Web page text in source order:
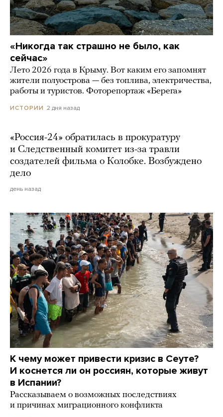
«Никогда так страшно не было, как
сейчас»
Лето 2026 года в Крыму. Вот каким его запомнят
жители полуострова — без топлива, электричества,
работы и туристов. Фоторепортаж «Берега»
ИСТОРИИ 2 дня назад
«Россия-24» обратилась в прокуратуру
и Следственный комитет из-за травли
создателей фильма о Колобке. Возбуждено
дело
день назад
К чему может привести кризис в Сеуте?
И коснется ли он россиян, которые живут
в Испании?
Рассказываем о возможных последствиях
и причинах миграционного конфликта